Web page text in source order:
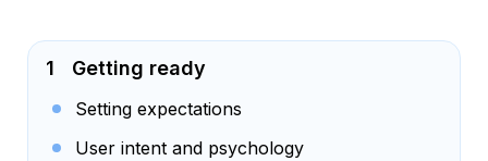
1 Getting ready
Setting expectations
User intent and psychology